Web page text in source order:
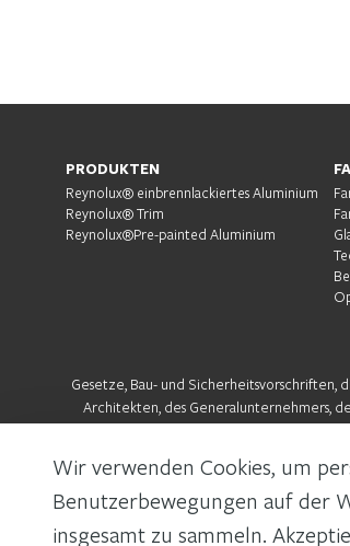
PRODUKTEN
Reynolux® einbrennlackiertes Aluminium
Reynolux® Trim
Reynolux®Pre-painted Aluminium
Gesetze, Bau- und Sicherheitsvorschriften,
Architekten, des Generalunternehmers,
Wir verwenden Cookies, um
Benutzerbewegungen auf der
insgesamt zu sammeln.